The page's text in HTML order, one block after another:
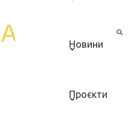
Новини
Проєкти